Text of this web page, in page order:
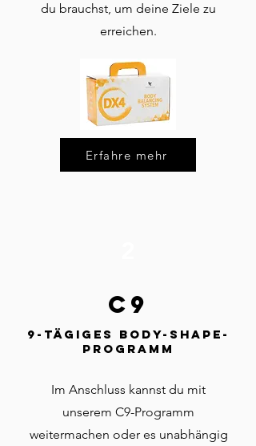
du brauchst, um deine Ziele zu
erreichen.
Erfahre mehr
C9
9-tägiges Body-Shape-
Programm
Im Anschluss kannst du mit
unserem C9-Programm
weitermachen oder es unabhängig